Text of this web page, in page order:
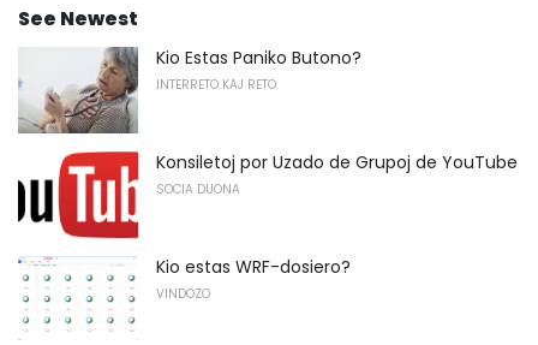
See Newest
Kio Estas Paniko Butono?
INTERRETO KAJ RETO
Konsiletoj por Uzado de Grupoj de YouTube
SOCIA DUONA
Kio estas WRF-dosiero?
VINDOZO